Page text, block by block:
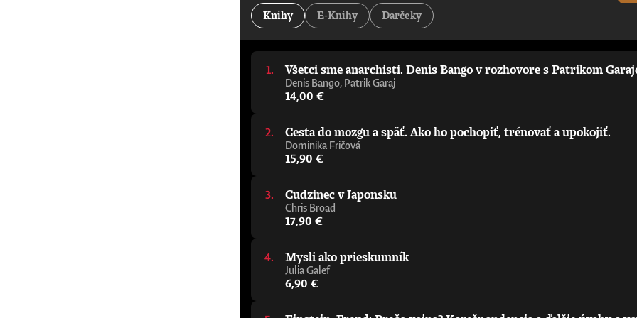
kancelár Oxfordskej univerzity„Jeden z najdôležitejších a najzaujímavejších príspevkov k debate o umelej inteligencii –
Alastair Campbell a Rory Stewart, podcast The Rest Is Politics„Strhujúca kniha o umelej inteligencii od človeka, ktorý sa
pomôže vám zorientovať sa v tejto téme, aj keď nemáte technické vzdelanie. Úprimne odporúčam.“ - Wendy Hall,
napísal elegantného a zrozumiteľného sprievodcu príležitosťami, výzvami, nebezpečenstvami a benefitmi, ktoré prináša
porozumieť budúcnosti.“ - Julie Maxton, predsedníčka Ada Lovelace Institute„Richard Susskind je majster
varovný signál, ktorého cieľom je čo najrýchlejšie upriamiť pozornosť na čoraz výkonnejšiu umelú inteligenciu zajtrajška.
mysliteľ, ktorý sa témou umelej inteligencie zaoberá už celé desaťročia. Nemusíte súhlasiť s jeho závermi ani s
sprievodcu premýšľaním o AI.“ - Tom Melham, profesor informatiky, Oxfordská univerzita
Knihy E-Knihy Darčeky
Všetci sme anarchisti. Denis Bango v rozhovore s Patrikom
Denis Bango, Patrik Garaj
14,00 €
Cesta do mozgu a späť. Ako ho pochopiť, trénovať a upokojiť.
Dominika Fričová
15,90 €
Cudzinec v Japonsku
Chris Broad
17,90 €
Mysli ako prieskumník
Julia Galef
6,90 €